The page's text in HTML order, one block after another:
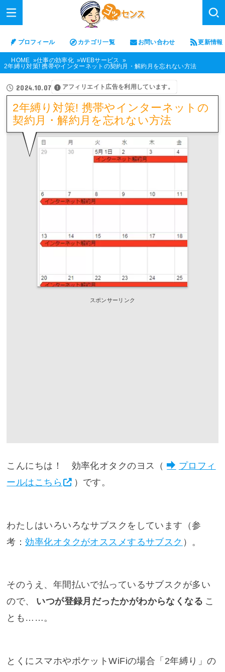
プロフィール カテゴリ一覧 お問い合わせ 更新情報
HOME 仕事の効率化
WEBサービス
2年縛り対策! 携帯やインターネットの契約月・解約月を忘れない方法
2024.10.07 アフィリエイト広告を利用しています。
2年縛り対策! 携帯やインターネットの
契約月・解約月を忘れない方法
スポンサーリンク
こんにちは！ 効率化オタクのヨス（
プロフィ
ールはこちら
）です。
わたしはいろいろなサブスクをしています（参
考：効率化オタクがオススメするサブスク ）。
そのうえ、年間払いで払っているサブスクが多い
ので、
いつが登録月だったかがわからなくなる こ
とも……。
とくにスマホやポケットWiFiの場合「2年縛り」の